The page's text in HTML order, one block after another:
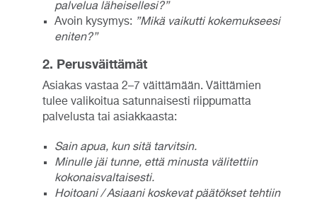
palvelua läheisellesi?”
Avoin kysymys: ”Mikä vaikutti kokemukseesi
eniten?”
2. Perusväittämät
Asiakas vastaa 2–7 väittämään. Väittämien
tulee valikoitua satunnaisesti riippumatta
palvelusta tai asiakkaasta:
Sain apua, kun sitä tarvitsin.
Minulle jäi tunne, että minusta välitettiin
kokonaisvaltaisesti.
Hoitoani / Asiaani koskevat päätökset tehtiin